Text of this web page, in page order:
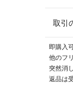
取引
即購入
他のフ
突然消
返品は